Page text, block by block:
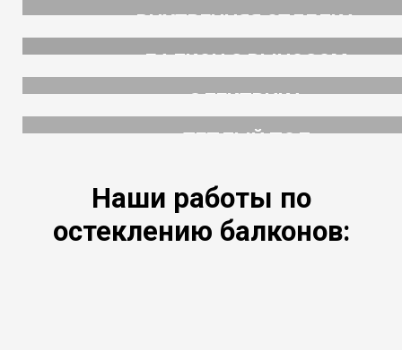
ВНУТРЕННЯЯ ОТДЕЛКА
БАЛКОН С ВЫНОСОМ
ЭЛЕКТРИКА
от 400 рублей
ТЕПЛЫЙ ПОЛ
Наши работы по
остеклению балконов: